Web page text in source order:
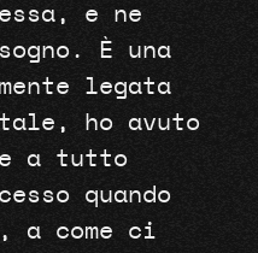
e ne
È una
legata
ho avuto
a tutto
quando
a come ci